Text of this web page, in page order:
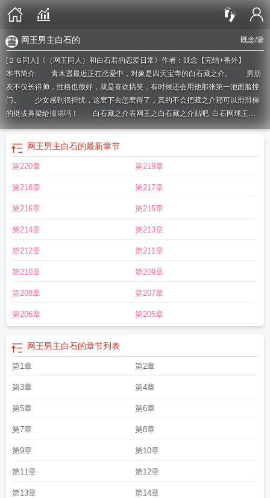
既念/著
网王男主白石的
[ＢＧ同人]《（网王同人）和白石君的恋爱日常》作者：既念【完结+番外】
本书简介: 青木遥最近正在恋爱中，对象是四天宝寺的白石藏之介。 男朋
友不仅长得帅，性格也很好，就是喜欢搞笑，有时候还会用他那张第一池面脸撞
门。 少女感到很担忧，这麽下去怎麽得了，真的不会把藏之介那可以滑滑梯
的挺拔鼻梁给撞塌吗！ 白石藏之介表网王之白石藏之介贴吧 白石网球王
子网王白石的网王白石网王白石藏之介甜文网王之白石藏之介受网球王子白
网王白石藏之介 网王之白石藏之夜
读 网球王子 白石
石甜文网王男主白石的 白石君的恋爱日常TXT[网王之白石藏之介
花[网王/白石 和白石君的恋爱日常笔趣阁
集网王白石文 网球王子白石vs不二
石网球王子之白石 和白石君的恋爱日常50和白石君的恋爱日常作者既念
网王男主白石的最新章节
第220章 第219章
第218章 第217章
第216章 第215章
第214章 第213章
第212章 第211章
第210章 第209章
第208章 第207章
第206章 第205章
网王男主白石的章节列表
第1章 第2章
第3章 第4章
第5章 第6章
第7章 第8章
第9章 第10章
第11章 第12章
第13章 第14章